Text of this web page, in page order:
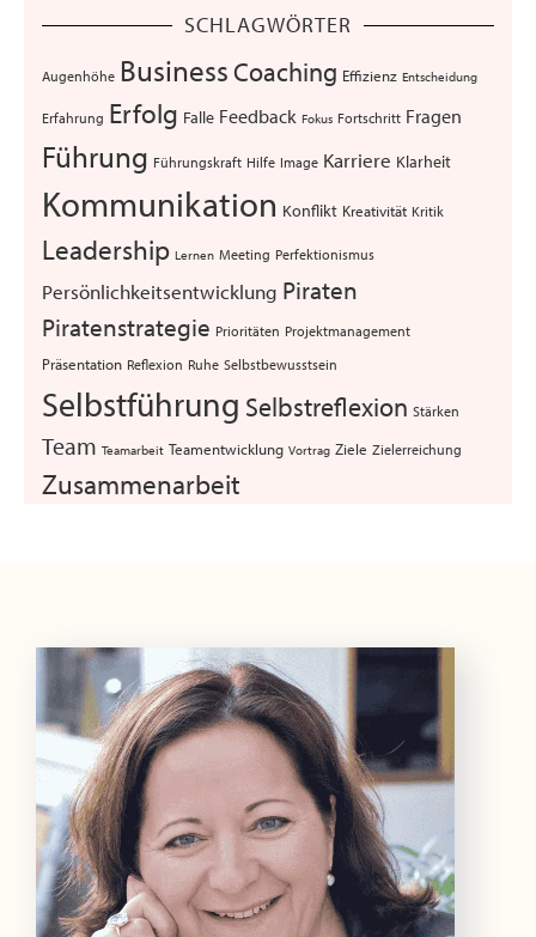
SCHLAGWÖRTER
Augenhöhe BusinessCoaching Effizienz Entscheidung
Erfahrung Erfolg Falle Feedback Fokus Fortschritt Fragen
Führung Führungskraft Hilfe Image Karriere Klarheit
Kommunikation Konflikt Kreativität Kritik
Leadership Lernen Meeting Perfektionismus
Persönlichkeitsentwicklung Piraten
Piratenstrategie Prioritäten Projektmanagement
Präsentation Reflexion Ruhe Selbstbewusstsein
Selbstführung Selbstreflexion Stärken
Team Teamarbeit Teamentwicklung Vortrag Ziele Zielerreichung
Zusammenarbeit